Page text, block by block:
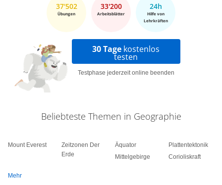
37'502
Übungen
33'200
Arbeitsblätter
24h
Hilfe von
Lehrkräften
30 Tage kostenlos
testen
Testphase jederzeit online beenden
Beliebteste Themen in Geographie
Mount Everest
Zeitzonen Der
Erde
Äquator
Mittelgebirge
Plattentektonik
Corioliskraft
Mehr